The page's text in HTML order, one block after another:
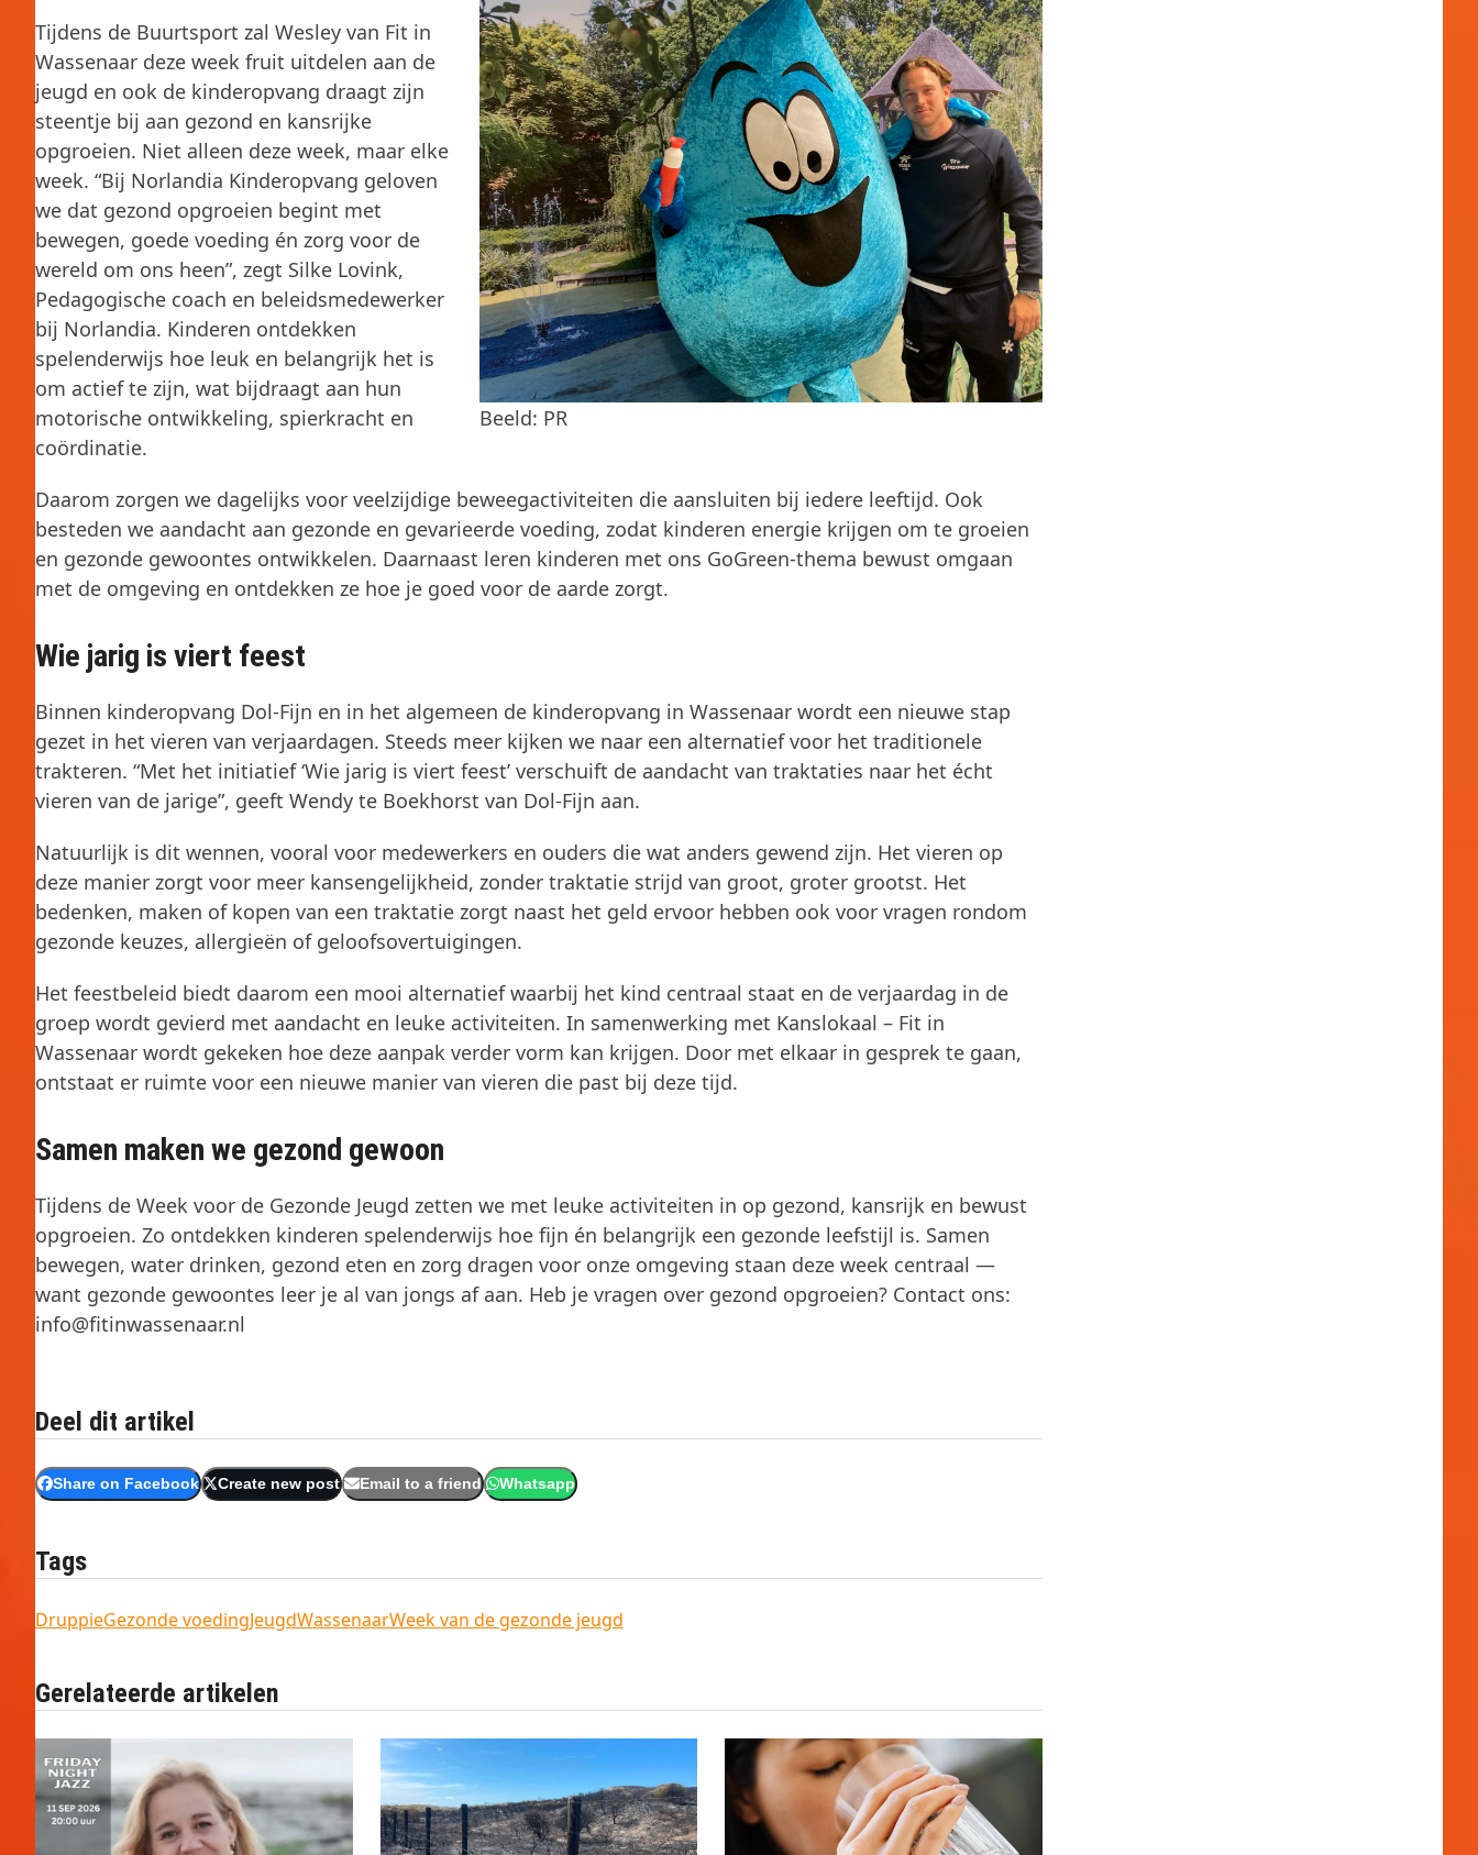
Beeld: PR
Tijdens de Buurtsport zal Wesley van Fit in
Wassenaar deze week fruit uitdelen aan de
jeugd en ook de kinderopvang draagt zijn
steentje bij aan gezond en kansrijke
opgroeien. Niet alleen deze week, maar elke
week. “Bij Norlandia Kinderopvang geloven
we dat gezond opgroeien begint met
bewegen, goede voeding én zorg voor de
wereld om ons heen”, zegt Silke Lovink,
Pedagogische coach en beleidsmedewerker
bij Norlandia. Kinderen ontdekken
spelenderwijs hoe leuk en belangrijk het is
om actief te zijn, wat bijdraagt aan hun
motorische ontwikkeling, spierkracht en
coördinatie.
Daarom zorgen we dagelijks voor veelzijdige beweegactiviteiten die aansluiten bij iedere leeftijd. Ook
besteden we aandacht aan gezonde en gevarieerde voeding, zodat kinderen energie krijgen om te groeien
en gezonde gewoontes ontwikkelen. Daarnaast leren kinderen met ons GoGreen-thema bewust omgaan
met de omgeving en ontdekken ze hoe je goed voor de aarde zorgt.
Wie jarig is viert feest
Binnen kinderopvang Dol-Fijn en in het algemeen de kinderopvang in Wassenaar wordt een nieuwe stap
gezet in het vieren van verjaardagen. Steeds meer kijken we naar een alternatief voor het traditionele
trakteren. “Met het initiatief ‘Wie jarig is viert feest’ verschuift de aandacht van traktaties naar het écht
vieren van de jarige”, geeft Wendy te Boekhorst van Dol-Fijn aan.
Natuurlijk is dit wennen, vooral voor medewerkers en ouders die wat anders gewend zijn. Het vieren op
deze manier zorgt voor meer kansengelijkheid, zonder traktatie strijd van groot, groter grootst. Het
bedenken, maken of kopen van een traktatie zorgt naast het geld ervoor hebben ook voor vragen rondom
gezonde keuzes, allergieën of geloofsovertuigingen.
Het feestbeleid biedt daarom een mooi alternatief waarbij het kind centraal staat en de verjaardag in de
groep wordt gevierd met aandacht en leuke activiteiten. In samenwerking met Kanslokaal – Fit in
Wassenaar wordt gekeken hoe deze aanpak verder vorm kan krijgen. Door met elkaar in gesprek te gaan,
ontstaat er ruimte voor een nieuwe manier van vieren die past bij deze tijd.
Samen maken we gezond gewoon
Tijdens de Week voor de Gezonde Jeugd zetten we met leuke activiteiten in op gezond, kansrijk en bewust
opgroeien. Zo ontdekken kinderen spelenderwijs hoe fijn én belangrijk een gezonde leefstijl is. Samen
bewegen, water drinken, gezond eten en zorg dragen voor onze omgeving staan deze week centraal —
want gezonde gewoontes leer je al van jongs af aan. Heb je vragen over gezond opgroeien? Contact ons:
info@fitinwassenaar.nl
Deel dit artikel
Share on Facebook Create new post Email to a friend Whatsapp
Tags
DruppieGezonde voedingJeugdWassenaarWeek van de gezonde jeugd
Gerelateerde artikelen